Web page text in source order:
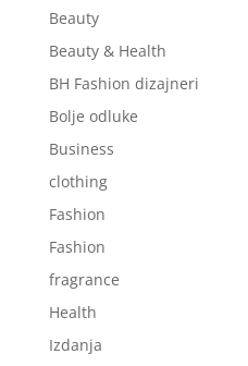
Beauty
Beauty & Health
BH Fashion dizajneri
Bolje odluke
Business
clothing
Fashion
Fashion
fragrance
Health
Izdanja